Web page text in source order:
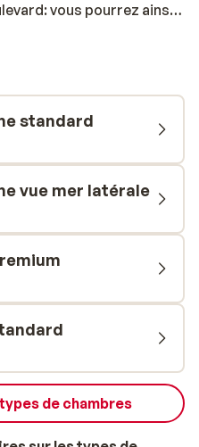
vous pourrez ainsi y
des eaux claires de la
moins de 5 piscines.
des heures dans
relaxerez dans la piscine à
spectaculaire sur la mer.
très
lumineuses et
dispose d'une
à la fois. Au sein de
proposée. Avec 6 bars et
choix: il y en a pour
standard
vue mer latérale
de chambres